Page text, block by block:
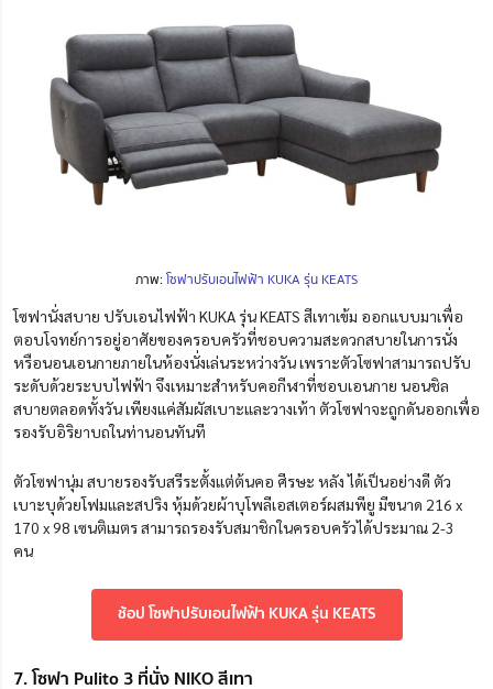
ภาพ:โซฟาปรับเอนไฟฟ้า KUKA รุ่น KEATS
โซฟานั่งสบาย ปรับเอนไฟฟ้า KUKA รุ่น KEATS สีเทาเข้ม ออกแบบมาเพื่อ
ตอบโจทย์การอยู่อาศัยของครอบครัวที่ชอบความสะดวกสบายในการนั่ง
หรือนอนเอนกายภายในห้องนั่งเล่นระหว่างวัน เพราะตัวโซฟาสามารถปรับ
ระดับด้วยระบบไฟฟ้า จึงเหมาะสำหรับคอกีฬาที่ชอบเอนกาย นอนชิล
สบายตลอดทั้งวันเพียงแค่สัมผัสเบาะและวางเท้า ตัวโซฟาจะถูกดันออกเพื่อ
รองรับอิริยาบถในท่านอนทันที
ตัวโซฟานุ่ม สบายรองรับสรีระตั้งแต่ต้นคอ ศีรษะ หลัง ได้เป็นอย่างดี ตัว
เบาะบุด้วยโฟมและสปริง หุ้มด้วยผ้าบุโพลีเอสเตอร์ผสมพียู มีขนาด 216 x
170 x 98 เซนติเมตร สามารถรองรับสมาชิกในครอบครัวได้ประมาณ 2-3
คน
ช้อป โซฟาปรับเอนไฟฟ้า KUKA รุ่น KEATS
7. โซฟา Pulito 3 ที่นั่ง NIKO สีเทา